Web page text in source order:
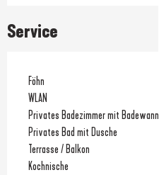
Service
Föhn
WLAN
Privates Badezimmer mit Badewanne
Privates Bad mit Dusche
Terrasse / Balkon
Kochnische